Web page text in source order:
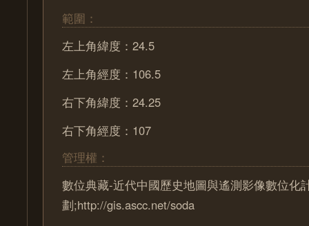
範圍：
左上角緯度：24.5
左上角經度：106.5
右下角緯度：24.25
右下角經度：107
管理權：
數位典藏-近代中國歷史地圖與遙測影像數位化
劃;http://gis.ascc.net/soda